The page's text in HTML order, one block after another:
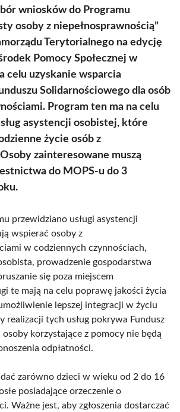
wniosków do Programu
osoby z niepełnosprawnością”
Terytorialnego na edycję
Pomocy Społecznej w
celu uzyskanie wsparcia
Solidarnościowego dla osób
Program ten ma na celu
asystencji osobistej, które
życie osób z
zainteresowane muszą
do MOPS-u do 3
przewidziano usługi asystencji
wspierać osoby z
w codziennych czynnościach,
prowadzenie gospodarstwa
się poza miejscem
te mają na celu poprawę jakości życia
lepszej integracji w życiu
realizacji tych usług pokrywa Fundusz
korzystające z pomocy nie będą
odpłatności.
zarówno dzieci w wieku od 2 do 16
posiadające orzeczenie o
Ważne jest, aby zgłoszenia dostarczać